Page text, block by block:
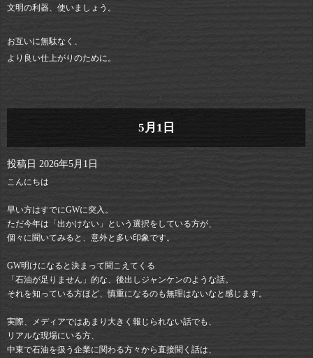
文明の利器、使いましょう。
お互いに無駄なく、
より良い仕上がりのために。
5月1日
投稿日 2026年5月1日
こんにちは
早い方はすでにGWに突入。
ただ今年は「出かけない」という選択をしている方が、
個々に聞いてみると、意外と多い印象です。
GW明けになると決まって聞こえてくる
「石油が足りません」的な、後出しジャンケンのような話。
それを知っている方ほど、慎重になるのも無理はないなと感じます。
実際、メディアではあまり大きく報じられない話でも、
リアルな現場にいる方、
中東で石油を扱う企業に関わる方々から直接聞く話は、